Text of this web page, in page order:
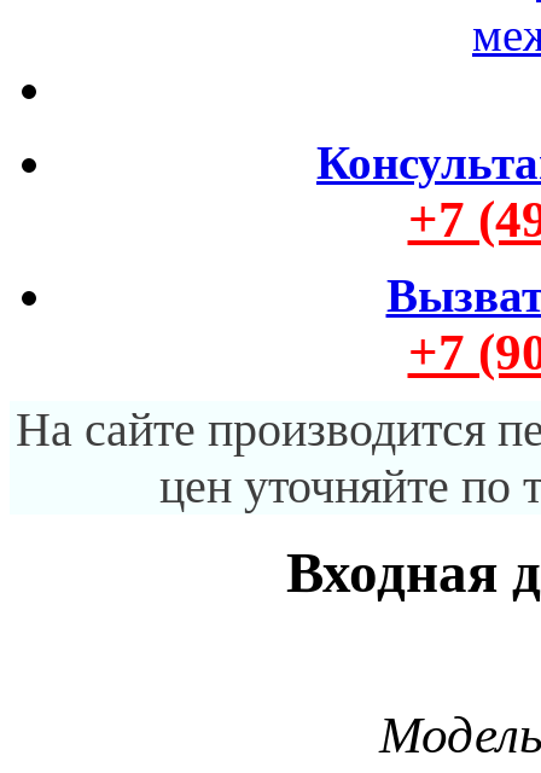
+7
+7
На сайте производится
цен уточняйте по
Входная